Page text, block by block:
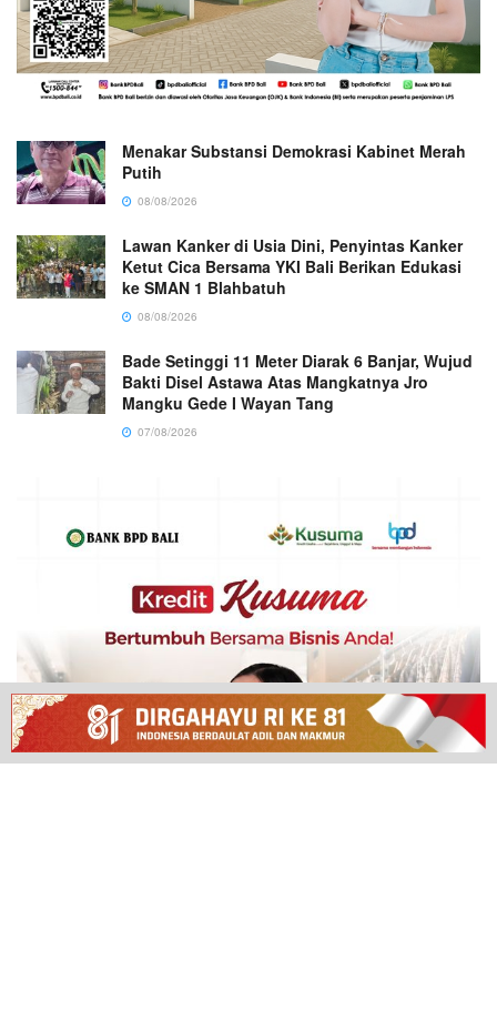
Menakar Substansi Demokrasi Kabinet Merah
Putih
08/08/2026
Lawan Kanker di Usia Dini, Penyintas Kanker
Ketut Cica Bersama YKI Bali Berikan Edukasi
ke SMAN 1 Blahbatuh
08/08/2026
Bade Setinggi 11 Meter Diarak 6 Banjar, Wujud
Bakti Disel Astawa Atas Mangkatnya Jro
Mangku Gede I Wayan Tang
07/08/2026